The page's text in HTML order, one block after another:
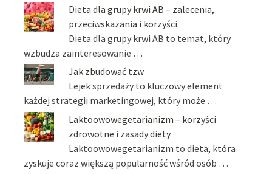
Dieta dla grupy krwi AB – zalecenia,
przeciwskazania i korzyści
Dieta dla grupy krwi AB to temat, który
wzbudza zainteresowanie …
Jak zbudować tzw
Lejek sprzedaży to kluczowy element
każdej strategii marketingowej, który może …
Laktoowowegetarianizm – korzyści
zdrowotne i zasady diety
Laktoowowegetarianizm to dieta, która
zyskuje coraz większą popularność wśród osób …